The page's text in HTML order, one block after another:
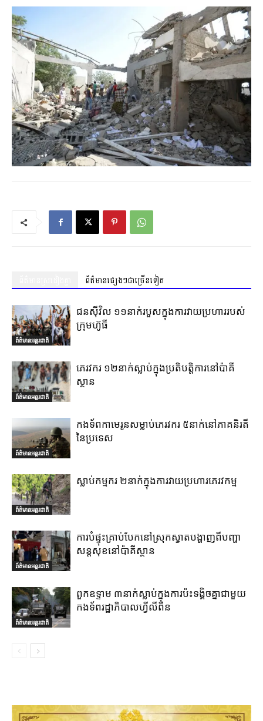
ព័ត៌មានផ្សេងៗជាច្រើនទៀត
ព័ត៌មានអន្តរជាតិ
ជនស៊ីវិល ១១នាក់របួសក្នុងការវាយប្រហាររបស់
ក្រុមហ៊ូធី
ព័ត៌មានអន្តរជាតិ
ភេរវករ ១២នាក់ស្លាប់ក្នុងប្រតិបត្តិការនៅប៉ាគី
ស្ថាន
ព័ត៌មានអន្តរជាតិ
កងទ័ពកាមេរូនសម្លាប់ភេរវករ ៥នាក់នៅភាគនិរតី
នៃប្រទេស
ព័ត៌មានអន្តរជាតិ
ស្លាប់កម្មករ ២នាក់ក្នុងការវាយប្រហារភេរវកម្ម
ព័ត៌មានអន្តរជាតិ
ការបំផ្ទុះគ្រាប់បែកនៅស្រុកស្វាតបង្ហាញពីបញ្ហា
សន្តសុខនៅប៉ាគីស្ថាន
ព័ត៌មានអន្តរជាតិ
ពួកឧទ្ទាម ៣នាក់ស្លាប់ក្នុងការប៉ះទង្គិចគ្នាជាមួយ
កងទ័ពរដ្ឋាភិបាលហ្វីលីពីន